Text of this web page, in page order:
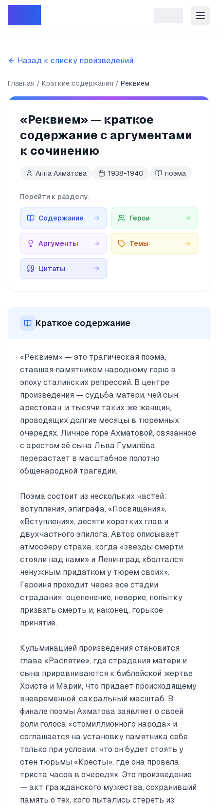
Назад к списку произведений
Главная Краткие содержания Реквием
«Реквием» — краткое
содержание с аргументами
к сочинению
Анна Ахматова 1938-1940 поэма
Перейти к разделу:
Содержание Герои
Аргументы Темы
Цитаты
Краткое содержание
«Реквием» — это трагическая поэма,
ставшая памятником народному горю в
эпоху сталинских репрессий. В центре
произведения — судьба матери, чей сын
арестован, и тысячи таких же женщин,
проводящих долгие месяцы в тюремных
очередях. Личное горе Ахматовой, связанное
с арестом её сына Льва Гумилёва,
перерастает в масштабное полотно
общенародной трагедии.
Поэма состоит из нескольких частей:
вступления, эпиграфа, «Посвящения»,
«Вступления», десяти коротких глав и
двухчастного эпилога. Автор описывает
атмосферу страха, когда «звезды смерти
стояли над нами» и Ленинград «болтался
ненужным придатком у тюрем своих».
Героиня проходит через все стадии
страдания: оцепенение, неверие, попытку
призвать смерть и, наконец, горькое
принятие.
Кульминацией произведения становится
глава «Распятие», где страдания матери и
сына приравниваются к библейской жертве
Христа и Марии, что придает происходящему
вневременной, сакральный масштаб. В
финале поэмы Ахматова заявляет о своей
роли голоса «стомиллионного народа» и
соглашается на установку памятника себе
только при условии, что он будет стоять у
стен тюрьмы «Кресты», где она провела
триста часов в очередях. Это произведение
— акт гражданского мужества, сохранивший
память о тех, кого пытались стереть из